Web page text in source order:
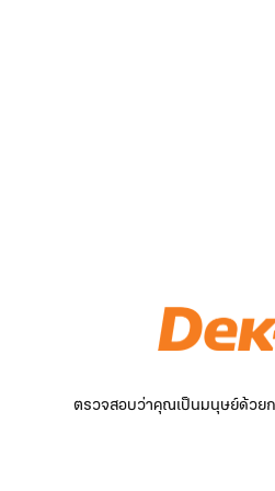
ตรวจสอบว่าคุณเป็นมนุษย์ด้วยก